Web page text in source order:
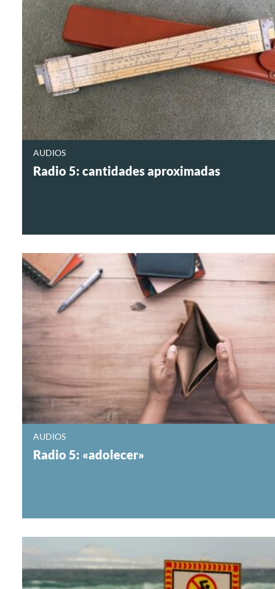
AUDIOS
Radio 5: cantidades aproximadas
AUDIOS
Radio 5: «adolecer»